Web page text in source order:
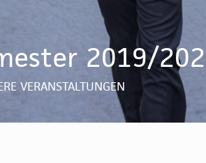
2019/
VERANSTALTUNGEN